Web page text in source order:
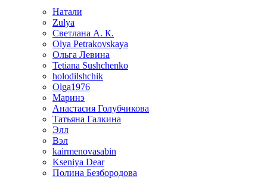
Натали
Zulya
Светлана А. К.
Olya Petrakovskaya
Ольга Левина
Tetiana Sushchenko
holodilshchik
Olga1976
Маринэ
Анастасия Голубчикова
Татьяна Галкина
Элл
Вэл
kairmenovasabin
Kseniya Dear
Полина Безбородова